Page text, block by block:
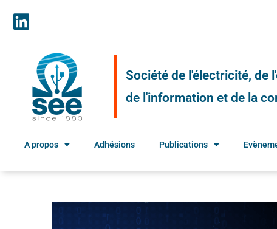
Société de l'électricité, de
de l'information et de la
A propos Adhésions Publications